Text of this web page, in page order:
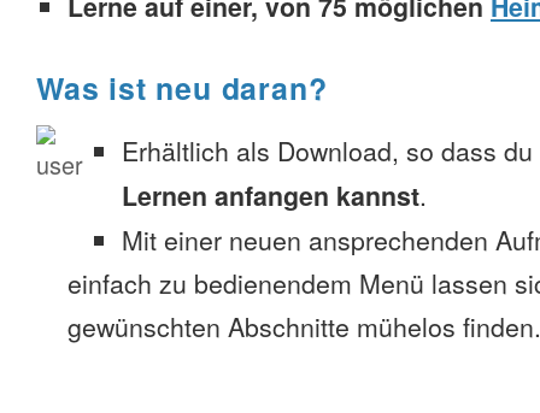
Was ist neu daran?
Erhältlich als Download, so dass du
Lernen anfangen kannst.
Mit einer neuen ansprechenden
einfach zu bedienendem Menü lassen
gewünschten Abschnitte mühelos finden.